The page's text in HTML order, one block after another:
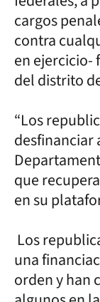
cargos
contra
en ejercicio-
del distrito
“Los
desfinanciar
que
en su
Los
una
orden y han